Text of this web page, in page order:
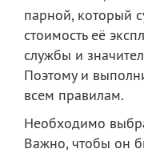
парной, который
стоимость её
службы и
Поэтому и
всем правилам.
Необходимо
Важно, чтобы он